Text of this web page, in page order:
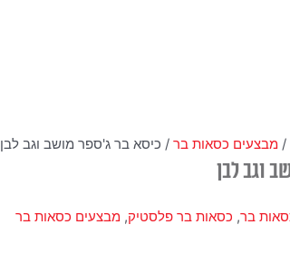
/ מבצעים כסאות בר / כיסא בר ג'ספר מושב וגב לבן
וגב לבן
בר, כסאות בר פלסטיק, מבצעים כסאות בר